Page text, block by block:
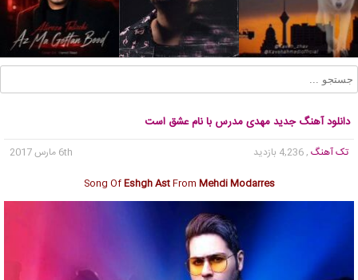
دانلود آهنگ جدید مهدی مدرس با نام عشق است
تک آهنگ , 4,236 بازدید
6th مارس 2017
Song OfEshgh AstFrom Mehdi Modarres